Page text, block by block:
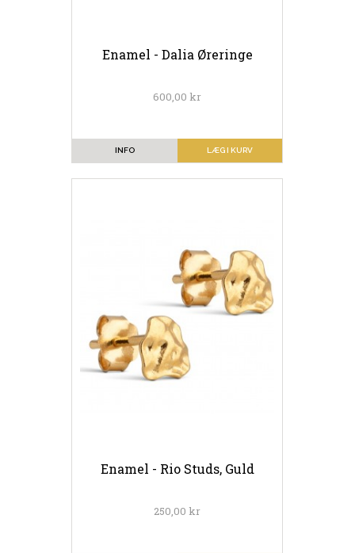
Enamel - Dalia Øreringe
600,00 kr
LÆG I KURV
INFO
Enamel - Rio Studs, Guld
250,00 kr